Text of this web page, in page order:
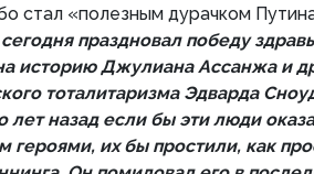
стал «полезным дурачком
праздновал победу
историю Джулиана Ассанжа и
тоталитаризма Эдварда
лет назад если бы эти люди
героями, их бы простили, как